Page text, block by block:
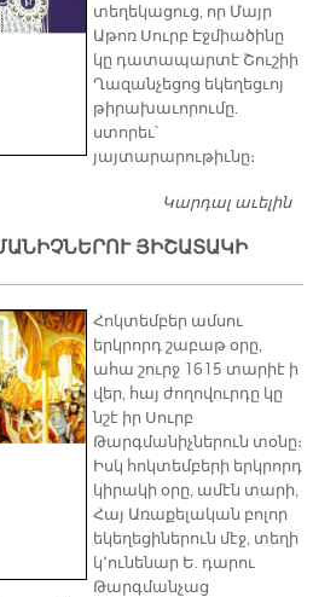
տեղեկացուց, որ Մայր
Աթոռ Սուրբ Էջմիածինը
կը դատապարտէ Շուշիի
Ղազանչեցոց եկեղեցւոյ
թիրախաւորումը.
ստորեւ՝
յայտարարութիւնը։
Կարդալ աւելին
ՅԻՇԱՏԱԿԻ
Հոկտեմբեր ամսու
երկրորդ շաբաթ օրը,
ահա շուրջ 1615 տարիէ ի
վեր, հայ ժողովուրդը կը
նշէ իր Սուրբ
Թարգմանիչներուն տօնը։
Իսկ հոկտեմբերի երկրորդ
կիրակի օրը, ամէն տարի,
Հայ Առաքելական բոլոր
եկեղեցիներուն մէջ, տեղի
կ՚ունենար Ե. դարու
Թարգմանչաց